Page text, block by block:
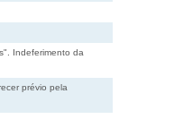
Indeferimento da
prévio pela